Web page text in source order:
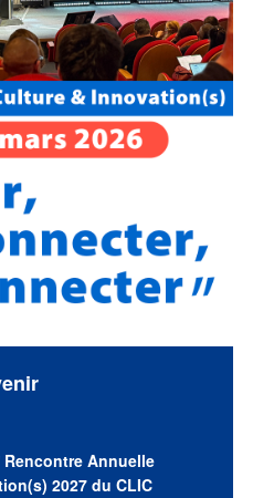
Rencontre Annuelle
2027 du CLIC